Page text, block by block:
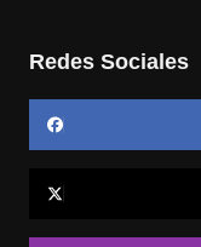
Redes Sociales